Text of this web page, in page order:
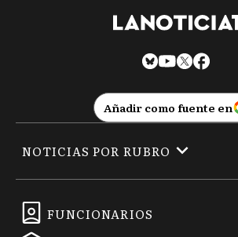
Añadir como fuente en
FUNCIONARIOS
NOTICIAS POR RUBRO